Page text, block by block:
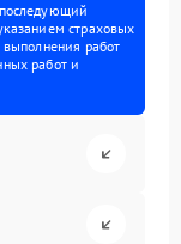
страховых
выполнения работ
работ и